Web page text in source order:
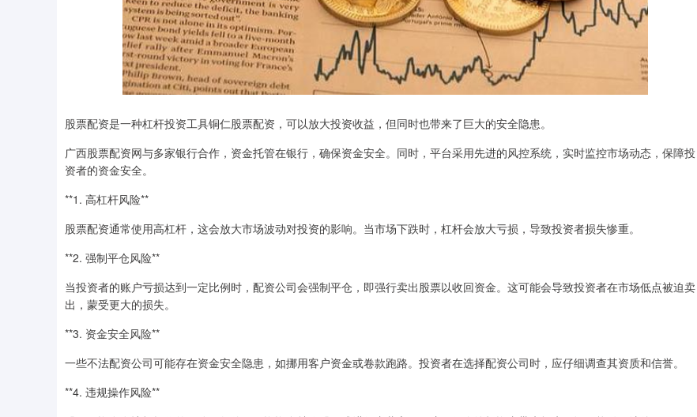
股票配资是一种杠杆投资工具铜仁股票配资，可以放大投资收益，但同时也带来了巨大的安全隐患。
广西股票配资网与多家银行合作，资金托管在银行，确保资金安全。同时，平台采用先进的风控系统，实时监控市场动态，保障投
资者的资金安全。
**1. 高杠杆风险**
股票配资通常使用高杠杆，这会放大市场波动对投资的影响。当市场下跌时，杠杆会放大亏损，导致投资者损失惨重。
**2. 强制平仓风险**
当投资者的账户亏损达到一定比例时，配资公司会强制平仓，即强行卖出股票以收回资金。这可能会导致投资者在市场低点被迫卖
出，蒙受更大的损失。
**3. 资金安全风险**
一些不法配资公司可能存在资金安全隐患，如挪用客户资金或卷款跑路。投资者在选择配资公司时，应仔细调查其资质和信誉。
**4. 违规操作风险**